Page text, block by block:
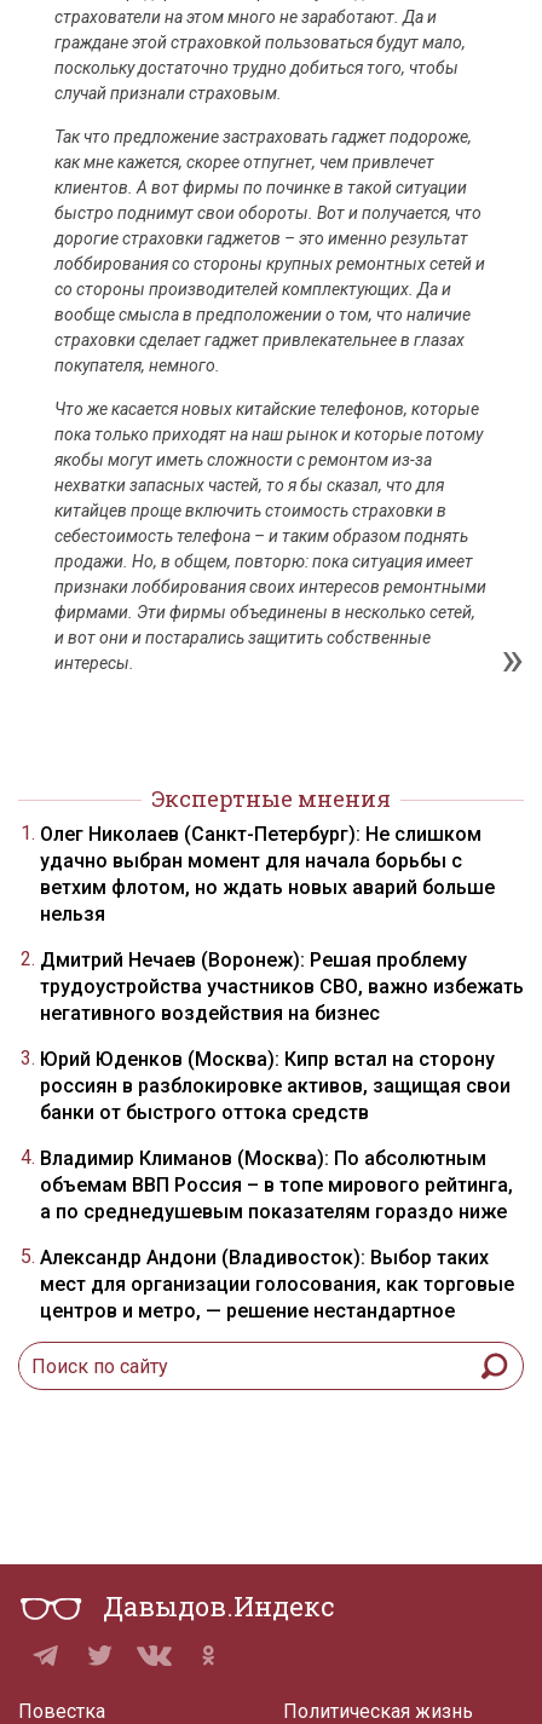
страхователи на этом много не заработают. Да и
граждане этой страховкой пользоваться будут мало,
поскольку достаточно трудно добиться того, чтобы
случай признали страховым.
Так что предложение застраховать гаджет подороже,
как мне кажется, скорее отпугнет, чем привлечет
клиентов. А вот фирмы по починке в такой ситуации
быстро поднимут свои обороты. Вот и получается, что
дорогие страховки гаджетов – это именно результат
лоббирования со стороны крупных ремонтных сетей и
со стороны производителей комплектующих. Да и
вообще смысла в предположении о том, что наличие
страховки сделает гаджет привлекательнее в глазах
покупателя, немного.
Что же касается новых китайские телефонов, которые
пока только приходят на наш рынок и которые потому
якобы могут иметь сложности с ремонтом из-за
нехватки запасных частей, то я бы сказал, что для
китайцев проще включить стоимость страховки в
себестоимость телефона – и таким образом поднять
продажи. Но, в общем, повторю: пока ситуация имеет
признаки лоббирования своих интересов ремонтными
фирмами. Эти фирмы объединены в несколько сетей,
и вот они и постарались защитить собственные
интересы.
Экспертные мнения
Олег Николаев (Санкт-Петербург): Не слишком
удачно выбран момент для начала борьбы с
ветхим флотом, но ждать новых аварий больше
нельзя
Дмитрий Нечаев (Воронеж): Решая проблему
трудоустройства участников СВО, важно избежать
негативного воздействия на бизнес
Юрий Юденков (Москва): Кипр встал на сторону
россиян в разблокировке активов, защищая свои
банки от быстрого оттока средств
Владимир Климанов (Москва): По абсолютным
объемам ВВП Россия – в топе мирового рейтинга,
а по среднедушевым показателям гораздо ниже
Александр Андони (Владивосток): Выбор таких
мест для организации голосования, как торговые
центров и метро, — решение нестандартное
Давыдов.Индекс
Повестка Политическая жизнь